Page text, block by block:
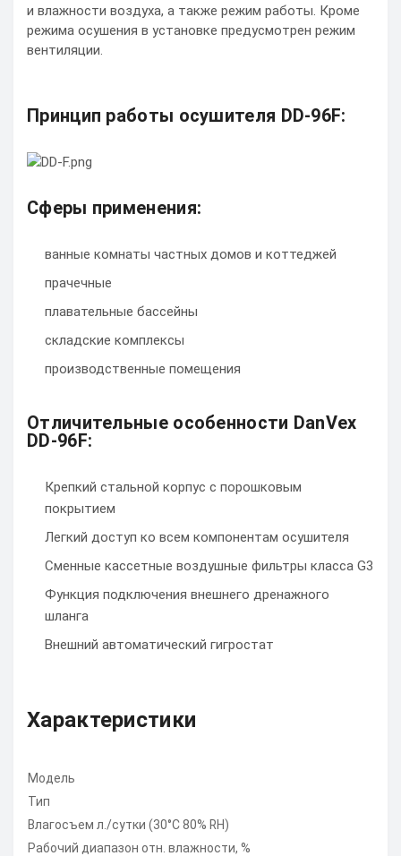
и влажности воздуха, а также режим работы. Кроме
режима осушения в установке предусмотрен режим
вентиляции.
Принцип работы осушителя DD-96F:
Сферы применения:
ванные комнаты частных домов и коттеджей
прачечные
плавательные бассейны
складские комплексы
производственные помещения
Отличительные особенности DanVex
DD-96F:
Крепкий стальной корпус с порошковым
покрытием
Легкий доступ ко всем компонентам осушителя
Сменные кассетные воздушные фильтры класса G3
Функция подключения внешнего дренажного
шланга
Внешний автоматический гигростат
Характеристики
Модель
Тип
Влагосъем л./сутки (30°С 80% RH)
Рабочий диапазон отн. влажности, %